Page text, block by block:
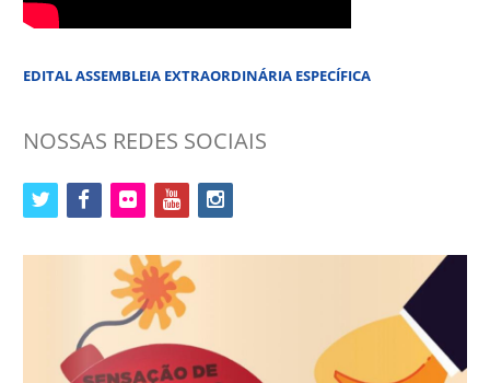
EDITAL ASSEMBLEIA EXTRAORDINÁRIA ESPECÍFICA
NOSSAS REDES SOCIAIS
twitter facebookflickr youtubeinstagram